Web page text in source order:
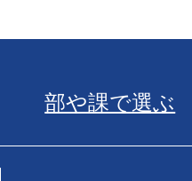
部や課で選ぶ